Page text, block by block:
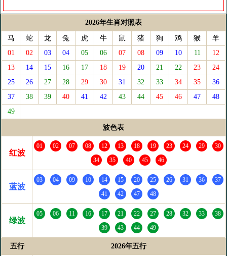
2026年生肖对照表
马 蛇 龙 兔 虎 牛 鼠 猪 狗 鸡 猴
羊
01
02 03 04 05 06 07 08 09 10 11
12
13
14 15 16 17 18 19 20 21 22 23
24
25
26 27 28 29 30 31 32 33 34 35
36
37
38 39 40 41 42 43 44 45 46 47
48
49
波色表
红波
01 02 07 08 12 13 18 19 23 24 29
30
34
35 40 45 46
蓝波
03 04 09 10 14 15 20 25 26 31 36
37
41
42 47 48
绿波
05 06 11 16 17 21 22 27 28 32 33
38
39
43 44 49
五行 2026年五行